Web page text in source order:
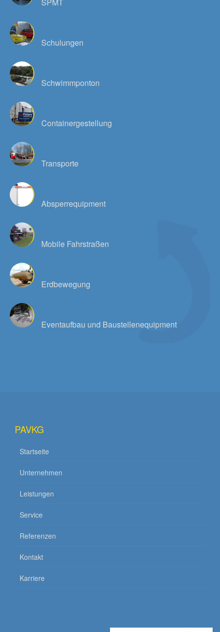
Schulungen
Schwimmponton
Containergestellung
Transporte
Absperrequipment
Mobile Fahrstraßen
Erdbewegung
Eventaufbau und Baustellenequipment
PAVKG
Startseite
Unternehmen
Leistungen
Service
Referenzen
Kontakt
Karriere